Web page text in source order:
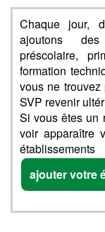
Chaque jour,
ajoutons des
préscolaire,
formation
vous ne
SVP revenir
Si vous êtes un
voir apparaître
ajouter votre